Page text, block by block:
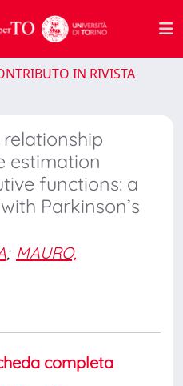
IN RIVISTA
estimation
functions: a
Parkinson’s
; MAURO,
completa